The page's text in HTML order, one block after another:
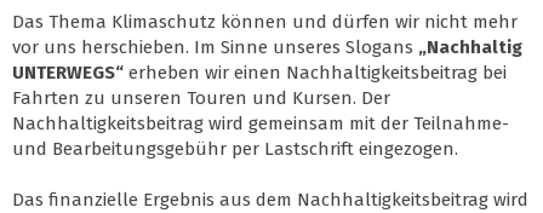
Das Thema Klimaschutz können und dürfen wir nicht mehr
vor uns herschieben. Im Sinne unseres Slogans „Nachhaltig
UNTERWEGS“ erheben wir einen Nachhaltigkeitsbeitrag bei
Fahrten zu unseren Touren und Kursen. Der
Nachhaltigkeitsbeitrag wird gemeinsam mit der Teilnahme-
und Bearbeitungsgebühr per Lastschrift eingezogen.
Das finanzielle Ergebnis aus dem Nachhaltigkeitsbeitrag wird